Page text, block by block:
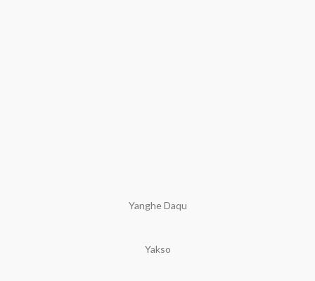
Yanghe Daqu
Yakso